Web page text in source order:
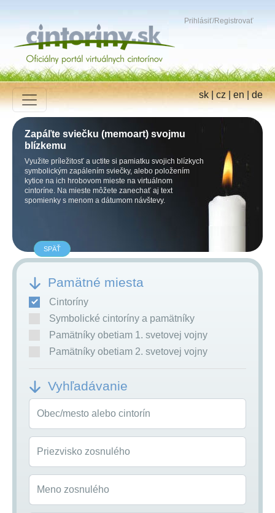
Prihlásiť/Registrovať
sk|cz|en|de
Zapáľte sviečku (memoart) svojmu
blízkemu
Využite príležitosť a uctite si pamiatku svojich blízkych
symbolickým zapálením sviečky, alebo položením
kytice na ich hrobovom mieste na virtuálnom
cintoríne. Na mieste môžete zanechať aj text
spomienky s menom a dátumom návštevy.
SPÄŤ
Pamätné miesta
Cintoríny
Symbolické cintoríny a pamätníky
Pamätníky obetiam 1. svetovej vojny
Pamätníky obetiam 2. svetovej vojny
Vyhľadávanie
Obec/mesto alebo cintorín
Priezvisko zosnulého
Meno zosnulého